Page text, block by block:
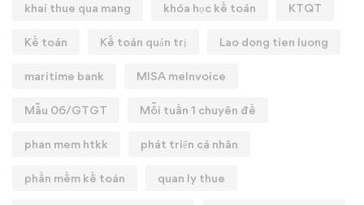
khai thue qua mang khóa học kế toán KTQT
Kế toán Kế toán quản trị Lao dong tien luong
maritime bank MISA meInvoice
Mẫu 06/GTGT Mỗi tuần 1 chuyên đề
phan mem htkk phát triển cá nhân
phần mềm kế toán quan ly thue